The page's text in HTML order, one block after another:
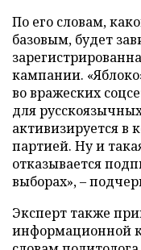
По его словам,
базовым, будет
кампании.
во вражеских
для
активизируется в
партией. Ну и
отказывается
выборах», –
Эксперт также
информационной